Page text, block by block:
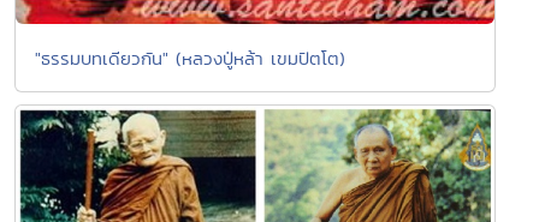
"ธรรมบทเดียวกัน" (หลวงปู่หล้า เขมปัตโต)